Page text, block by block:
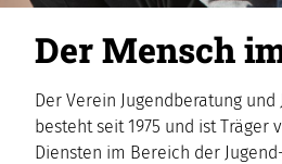
Der Mensch
Der Verein Jugendberatung und
besteht seit 1975 und ist Träger
Diensten im Bereich der